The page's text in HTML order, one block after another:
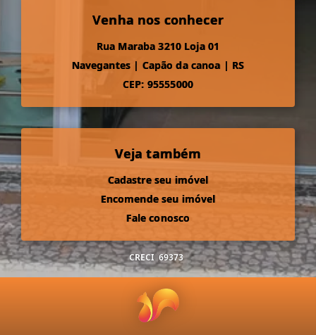
Venha nos conhecer
Rua Maraba 3210 Loja 01
Navegantes | Capão da canoa | RS
CEP: 95555000
Veja também
Cadastre seu imóvel
Encomende seu imóvel
Fale conosco
CRECI 69373